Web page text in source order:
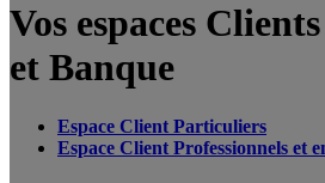
Vos espaces
et Banque
Espace Client Particuliers
Espace Client Professionnels et